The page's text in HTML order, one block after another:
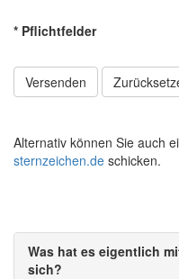
* Pflichtfelder
Alternativ können Sie auch
sternzeichen.de schicken.
Was hat es eigentlich
sich?